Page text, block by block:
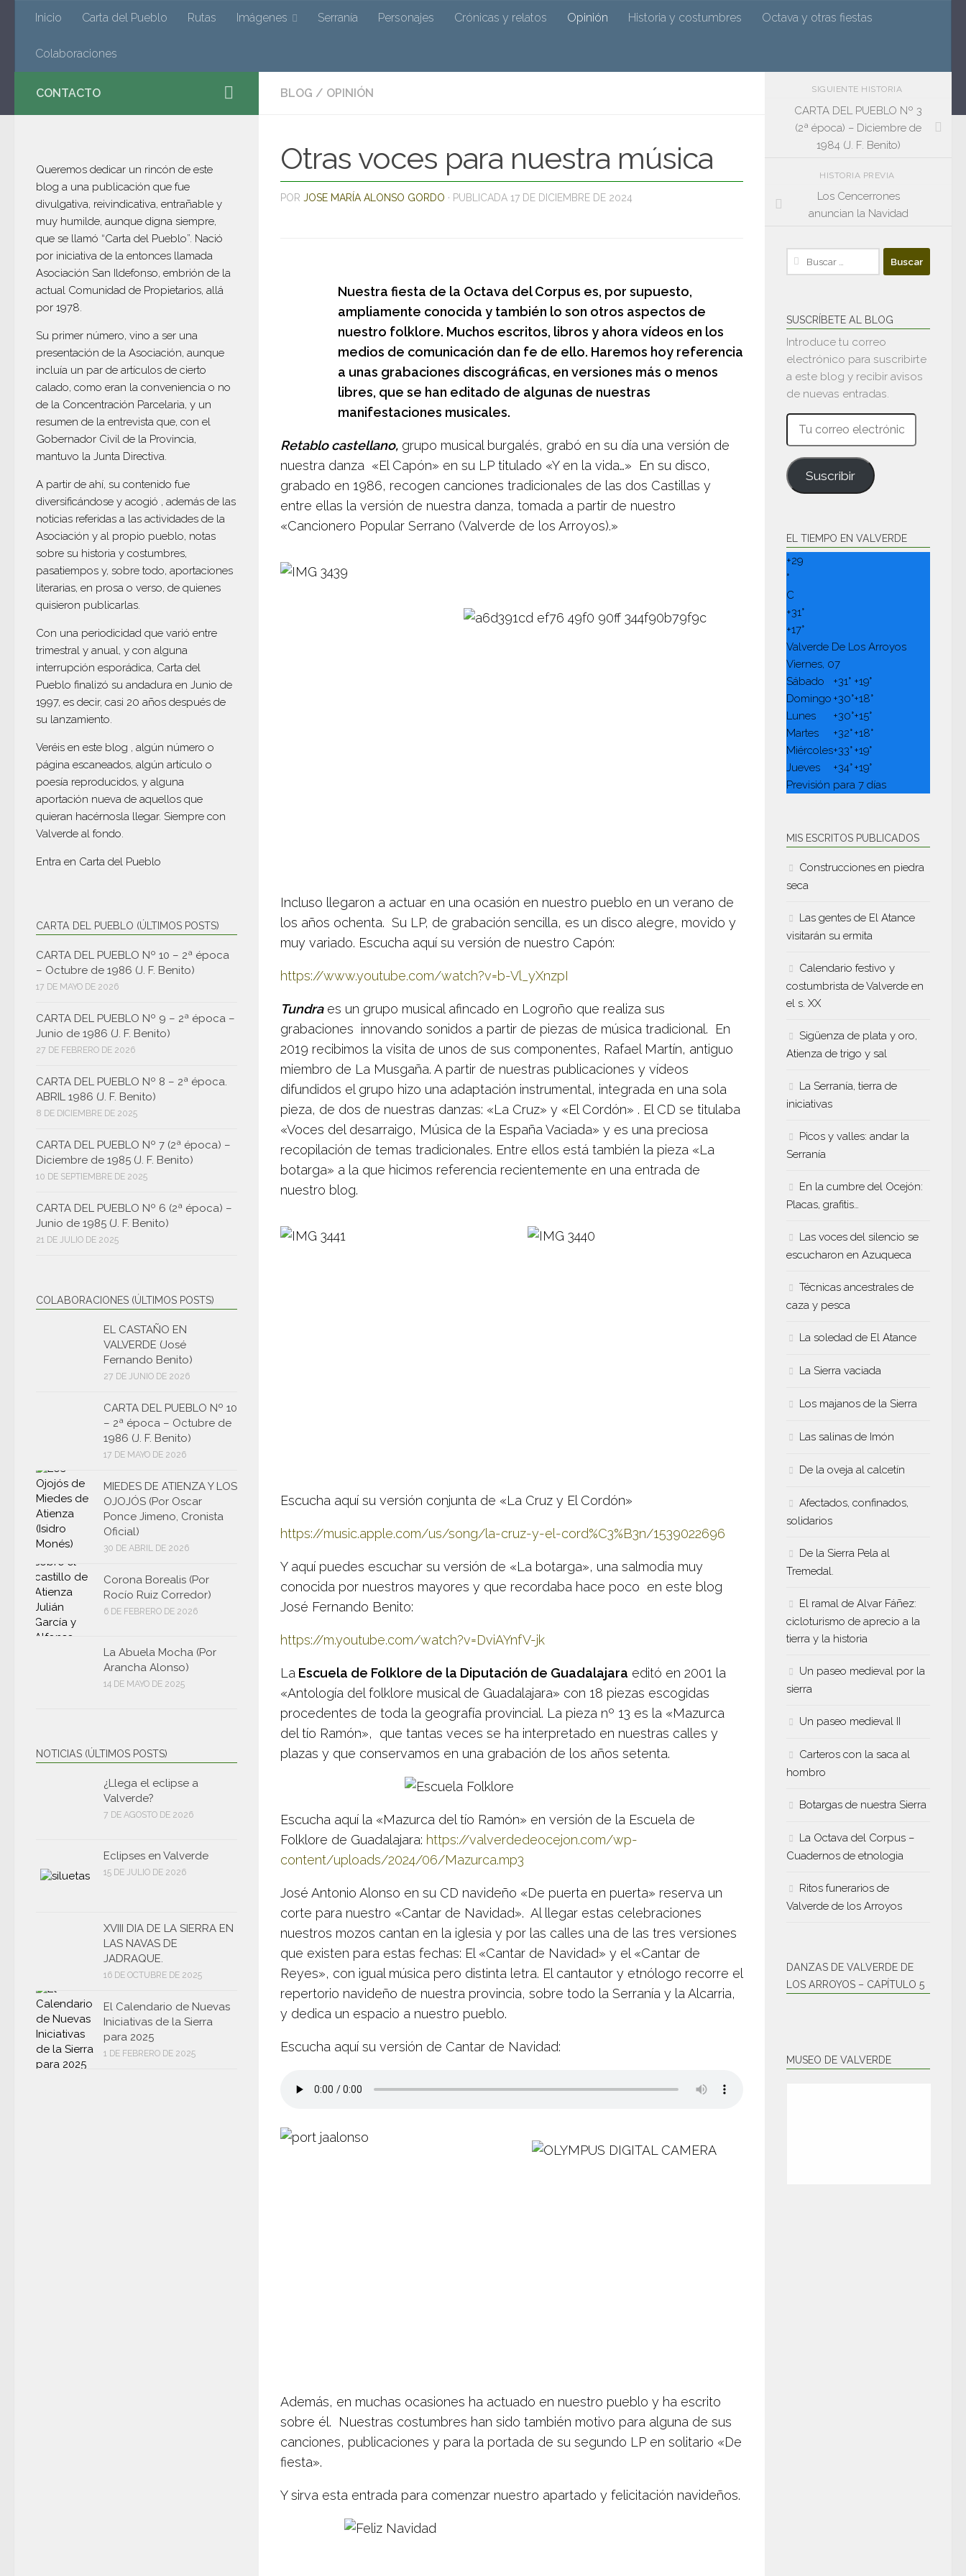
Saltar al contenido
Valverde de Ocejón
El blog de Valverde de los Arroyos por su cronista José Mª Alonso y colaboradores
Inicio Carta del Pueblo Rutas Imágenes Serranía Personajes Crónicas y relatos Opinión Historia y costumbres Octava y otras fiestas
Colaboraciones
BLOG / OPINIÓN
Otras voces para nuestra música
POR JOSE MARÍA ALONSO GORDO · PUBLICADA 17 DE DICIEMBRE DE 2024
Nuestra fiesta de la Octava del Corpus es, por supuesto,
ampliamente conocida y también lo son otros aspectos de
nuestro folklore. Muchos escritos, libros y ahora vídeos en los
medios de comunicación dan fe de ello. Haremos hoy referencia
a unas grabaciones discográficas, en versiones más o menos
libres, que se han editado de algunas de nuestras
manifestaciones musicales.
Retablo castellano, grupo musical burgalés, grabó en su día una versión de
nuestra danza «El Capón» en su LP titulado «Y en la vida…» En su disco,
grabado en 1986, recogen canciones tradicionales de las dos Castillas y
entre ellas la versión de nuestra danza, tomada a partir de nuestro
«Cancionero Popular Serrano (Valverde de los Arroyos).»
Incluso llegaron a actuar en una ocasión en nuestro pueblo en un verano de
los años ochenta. Su LP, de grabación sencilla, es un disco alegre, movido y
muy variado. Escucha aquí su versión de nuestro Capón:
https://www.youtube.com/watch?v=b-Vl_yXnzpI
Tundraes un grupo musical afincado en Logroño que realiza sus
grabaciones innovando sonidos a partir de piezas de música tradicional. En
2019 recibimos la visita de unos de sus componentes, Rafael Martín, antiguo
miembro de La Musgaña. A partir de nuestras publicaciones y vídeos
difundidos el grupo hizo una adaptación instrumental, integrada en una sola
pieza, de dos de nuestras danzas: «La Cruz» y «El Cordón» . El CD se titulaba
«Voces del desarraigo, Música de la España Vaciada» y es una preciosa
recopilación de temas tradicionales. Entre ellos está también la pieza «La
botarga» a la que hicimos referencia recientemente en una entrada de
nuestro blog.
Escucha aquí su versión conjunta de «La Cruz y El Cordón»
https://music.apple.com/us/song/la-cruz-y-el-cord%C3%B3n/1539022696
Y aquí puedes escuchar su versión de «La botarga», una salmodia muy
conocida por nuestros mayores y que recordaba hace poco en este blog
José Fernando Benito:
https://m.youtube.com/watch?v=DviAYnfV-jk
La Escuela de Folklore de la Diputación de Guadalajara editó en 2001 la
«Antología del folklore musical de Guadalajara» con 18 piezas escogidas
procedentes de toda la geografía provincial. La pieza nº 13 es la «Mazurca
del tío Ramón», que tantas veces se ha interpretado en nuestras calles y
plazas y que conservamos en una grabación de los años setenta.
Escucha aquí la «Mazurca del tío Ramón» en versión de la Escuela de
Folklore de Guadalajara: https://valverdedeocejon.com/wp-
content/uploads/2024/06/Mazurca.mp3
José Antonio Alonso en su CD navideño «De puerta en puerta» reserva un
corte para nuestro «Cantar de Navidad». Al llegar estas celebraciones
nuestros mozos cantan en la iglesia y por las calles una de las tres versiones
que existen para estas fechas: El «Cantar de Navidad» y el «Cantar de
Reyes», con igual música pero distinta letra. El cantautor y etnólogo recorre el
repertorio navideño de nuestra provincia, sobre todo la Serranía y la Alcarria,
y dedica un espacio a nuestro pueblo.
Escucha aquí su versión de Cantar de Navidad:
Además, en muchas ocasiones ha actuado en nuestro pueblo y ha escrito
sobre él. Nuestras costumbres han sido también motivo para alguna de sus
canciones, publicaciones y para la portada de su segundo LP en solitario «De
fiesta».
Y sirva esta entrada para comenzar nuestro apartado y felicitación navideños.
CONTACTO
Queremos dedicar un rincón de este
blog a una publicación que fue
divulgativa, reivindicativa, entrañable y
muy humilde, aunque digna siempre,
que se llamó “Carta del Pueblo”. Nació
por iniciativa de la entonces llamada
Asociación San Ildefonso, embrión de la
actual Comunidad de Propietarios, allá
por 1978.
Su primer número, vino a ser una
presentación de la Asociación, aunque
incluía un par de artículos de cierto
calado, como eran la conveniencia o no
de la Concentración Parcelaria, y un
resumen de la entrevista que, con el
Gobernador Civil de la Provincia,
mantuvo la Junta Directiva.
A partir de ahí, su contenido fue
diversificándose y acogió , además de las
noticias referidas a las actividades de la
Asociación y al propio pueblo, notas
sobre su historia y costumbres,
pasatiempos y, sobre todo, aportaciones
literarias, en prosa o verso, de quienes
quisieron publicarlas.
Con una periodicidad que varió entre
trimestral y anual, y con alguna
interrupción esporádica, Carta del
Pueblo finalizó su andadura en Junio de
1997, es decir, casi 20 años después de
su lanzamiento.
Veréis en este blog , algún número o
página escaneados, algún artículo o
poesía reproducidos, y alguna
aportación nueva de aquellos que
quieran hacérnosla llegar. Siempre con
Valverde al fondo.
Entra en Carta del Pueblo
CARTA DEL PUEBLO (ÚLTIMOS POSTS)
CARTA DEL PUEBLO Nº 10 – 2ª época
– Octubre de 1986 (J. F. Benito)
17 DE MAYO DE 2026
CARTA DEL PUEBLO Nº 9 – 2ª época –
Junio de 1986 (J. F. Benito)
27 DE FEBRERO DE 2026
CARTA DEL PUEBLO Nº 8 – 2ª época.
ABRIL 1986 (J. F. Benito)
8 DE DICIEMBRE DE 2025
CARTA DEL PUEBLO Nº 7 (2ª época) –
Diciembre de 1985 (J. F. Benito)
10 DE SEPTIEMBRE DE 2025
CARTA DEL PUEBLO Nº 6 (2ª época) –
Junio de 1985 (J. F. Benito)
21 DE JULIO DE 2025
COLABORACIONES (ÚLTIMOS POSTS)
EL CASTAÑO EN
VALVERDE (José
Fernando Benito)
27 DE JUNIO DE 2026
CARTA DEL PUEBLO Nº 10
– 2ª época – Octubre de
1986 (J. F. Benito)
17 DE MAYO DE 2026
MIEDES DE ATIENZA Y LOS
OJOJÓS (Por Oscar
Ponce Jimeno, Cronista
Oficial)
30 DE ABRIL DE 2026
Corona Borealis (Por
Rocío Ruiz Corredor)
6 DE FEBRERO DE 2026
La Abuela Mocha (Por
Arancha Alonso)
14 DE MAYO DE 2025
NOTICIAS (ÚLTIMOS POSTS)
¿Llega el eclipse a
Valverde?
7 DE AGOSTO DE 2026
Eclipses en Valverde
15 DE JULIO DE 2026
XVIII DIA DE LA SIERRA EN
LAS NAVAS DE
JADRAQUE.
16 DE OCTUBRE DE 2025
El Calendario de Nuevas
Iniciativas de la Sierra
para 2025
1 DE FEBRERO DE 2025
SIGUIENTE HISTORIA
CARTA DEL PUEBLO Nº 3
(2ª época) – Diciembre de
1984 (J. F. Benito)
HISTORIA PREVIA
Los Cencerrones
anuncian la Navidad
Buscar:
SUSCRÍBETE AL BLOG
Introduce tu correo
electrónico para suscribirte
a este blog y recibir avisos
de nuevas entradas.
electrónico
Suscribir
EL TIEMPO EN VALVERDE
+29
°
C
+31°
+17°
Valverde De Los Arroyos
Viernes, 07
Sábado
+31° +19°
Domingo +30°+18°
Lunes
+30°+15°
Martes
+32°+18°
Miércoles+33°+19°
Jueves
+34°+19°
Previsión para 7 días
MIS ESCRITOS PUBLICADOS
Construcciones en piedra
seca
Las gentes de El Atance
visitarán su ermita
Calendario festivo y
costumbrista de Valverde en
el s. XX
Sigüenza de plata y oro,
Atienza de trigo y sal
La Serranía, tierra de
iniciativas
Picos y valles: andar la
Serranía
En la cumbre del Ocejón:
Placas, grafitis…
Las voces del silencio se
escucharon en Azuqueca
Técnicas ancestrales de
caza y pesca
La soledad de El Atance
La Sierra vaciada
Los majanos de la Sierra
Las salinas de Imón
De la oveja al calcetín
Afectados, confinados,
solidarios
De la Sierra Pela al
Tremedal.
El ramal de Alvar Fáñez:
cicloturismo de aprecio a la
tierra y la historia
Un paseo medieval por la
sierra
Un paseo medieval II
Carteros con la saca al
hombro
Botargas de nuestra Sierra
La Octava del Corpus –
Cuadernos de etnologia
Ritos funerarios de
Valverde de los Arroyos
DANZAS DE VALVERDE DE
LOS ARROYOS – CAPÍTULO 5
MUSEO DE VALVERDE